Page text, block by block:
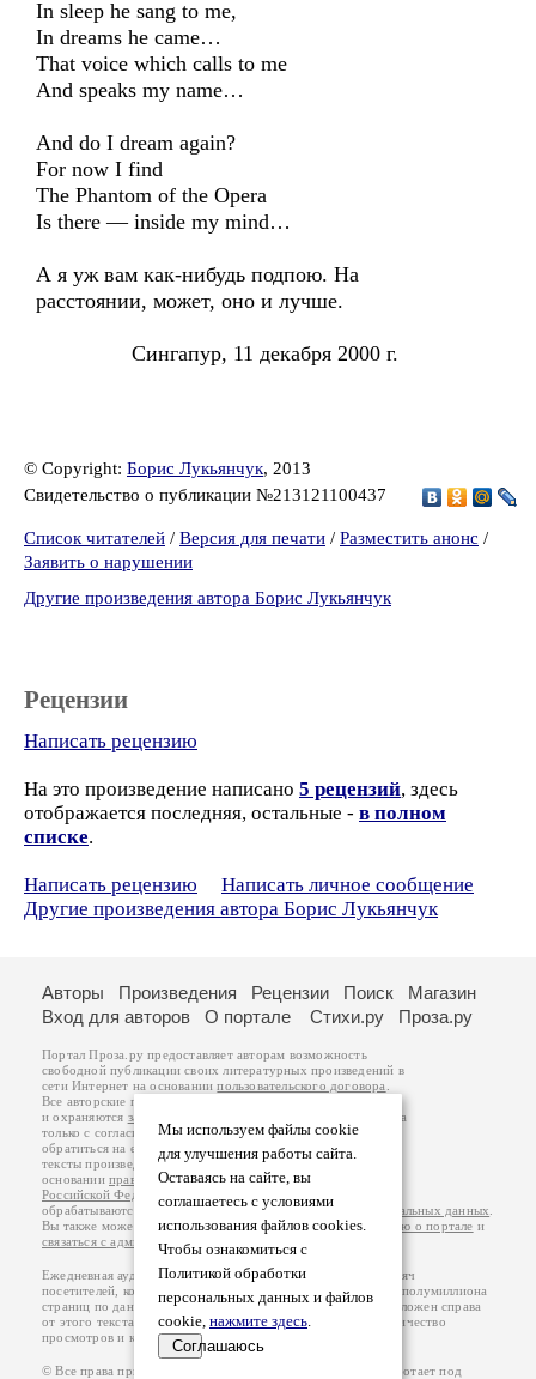
In sleep he sang to me,
In dreams he came…
That voice which calls to me
And speaks my name…
And do I dream again?
For now I find
The Phantom of the Opera
Is there — inside my mind…
А я уж вам как-нибудь подпою. На
расстоянии, может, оно и лучше.
Сингапур, 11 декабря 2000 г.
© Copyright: Борис Лукьянчук, 2013
Свидетельство о публикации №213121100437
Список читателей / Версия для печати / Разместить анонс /
Заявить о нарушении
Другие произведения автора Борис Лукьянчук
Рецензии
Написать рецензию
На это произведение написано 5 рецензий, здесь
отображается последняя, остальные - в полном
списке.
Написать рецензию
Написать личное сообщение
Другие произведения автора Борис Лукьянчук
Мы используем файлы cookie
для улучшения работы сайта.
Оставаясь на сайте, вы
соглашаетесь с условиями
использования файлов cookies.
Чтобы ознакомиться с
Политикой обработки
персональных данных и файлов
cookie, нажмите здесь.
Соглашаюсь
Авторы Произведения Рецензии Поиск
Магазин
Вход для авторов
О портале Стихи.ру Проза.ру
Портал Проза.ру предоставляет авторам возможность
свободной публикации своих литературных произведений в
сети Интернет на основаниипользовательского договора
Все авторские права на произведения принадлежат авторам
и охраняются законом
. Перепечатка произведений возможна
только с согласия его автора, к которому вы можете
обратиться на его авторской странице. Ответственность за
тексты произведений авторы несут самостоятельно на
основанииправил публикацииизаконодательства
Российской Федерации
обрабатываются на основанииПолитики обработки персональных данных
Вы также можете посмотреть более подробнуюинформацию о портале и
связаться с администрацией
Ежедневная аудитория портала Проза.ру – порядка 100 тысяч
посетителей, которые в общей сумме просматривают более полумиллиона
страниц по данным счетчика посещаемости, который расположен справа
от этого текста. В каждой графе указано по две цифры: количество
просмотров и количество посетителей.
© Все права принадлежат авторам, 2000-2026. Портал работает под